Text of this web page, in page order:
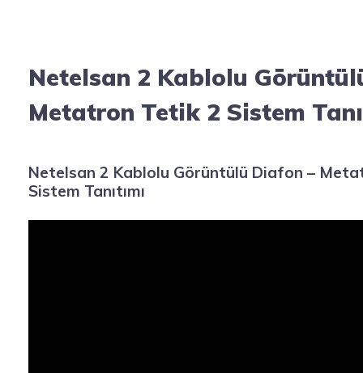
Netelsan 2 Kablolu
Metatron Tetik 2 Sistem
Netelsan 2 Kablolu Görüntülü Diafon –
Sistem Tanıtımı